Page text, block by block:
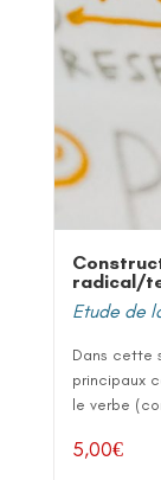
radical/
Etude de
Dans cette
principaux
le verbe
5,00€